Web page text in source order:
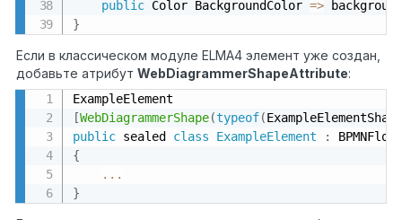
public Color BackgroundColor =>
}
Если в классическом модуле ELMA4 элемент уже создан,
добавьте атрибут WebDiagrammerShapeAttribute:
[WebDiagrammerShape(typeof(
public sealed class ExampleElement
:
{
...
}